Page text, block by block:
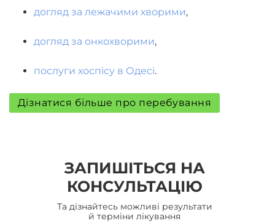
догляд за лежачими хворими,
догляд за онкохворими,
послуги хоспісу в Одесі.
Дізнатися більше про перебування
ЗАПИШІТЬСЯ НА
КОНСУЛЬТАЦІЮ
Та дізнайтесь можливі результати
й терміни лікування